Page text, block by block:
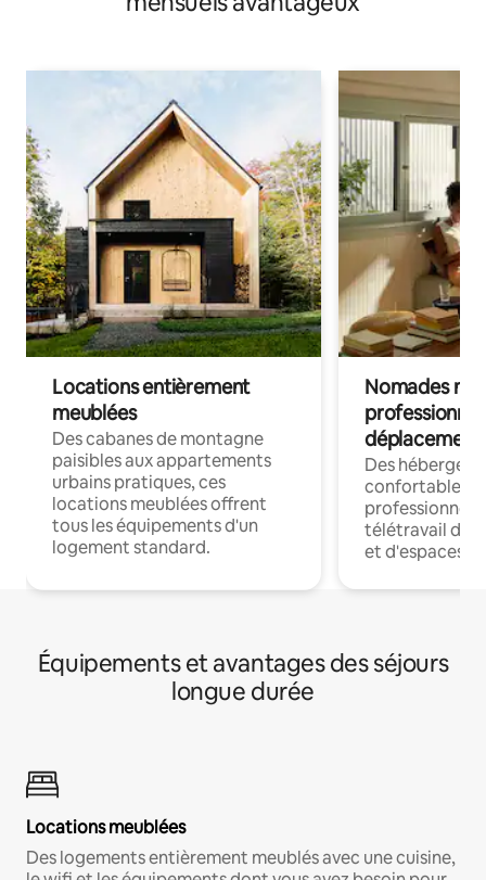
Locations entièrement
meublées
Des cabanes de montagne
paisibles aux appartements
urbains pratiques, ces
locations meublées offrent
tous les équipements d'un
logement standard.
Nomades
déplacement
Des
confortables
professionnels
télétravail
et d'espaces
Équipements et avantages des séjours
longue durée
Locations meublées
Des logements entièrement meublés avec une cuisine,